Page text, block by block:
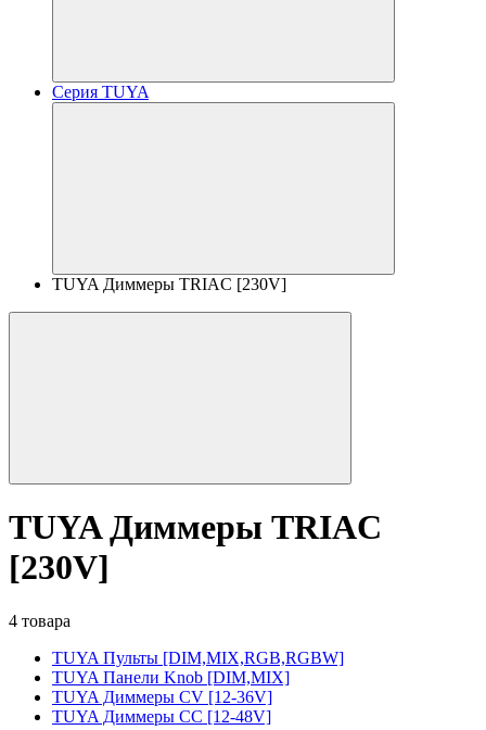
Серия TUYA
TUYA Диммеры TRIAC [230V]
TUYA Диммеры TRIAC
[230V]
4 товара
TUYA Пульты [DIM,MIX,RGB,RGBW]
TUYA Панели Knob [DIM,MIX]
TUYA Диммеры CV [12-36V]
TUYA Диммеры CC [12-48V]